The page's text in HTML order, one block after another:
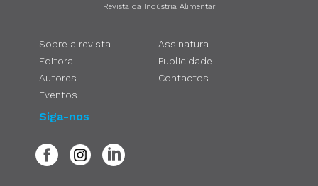
Revista da Indústria Alimentar
Sobre a revista
Editora
Autores
Eventos
Assinatura
Publicidade
Contactos
Siga-nos